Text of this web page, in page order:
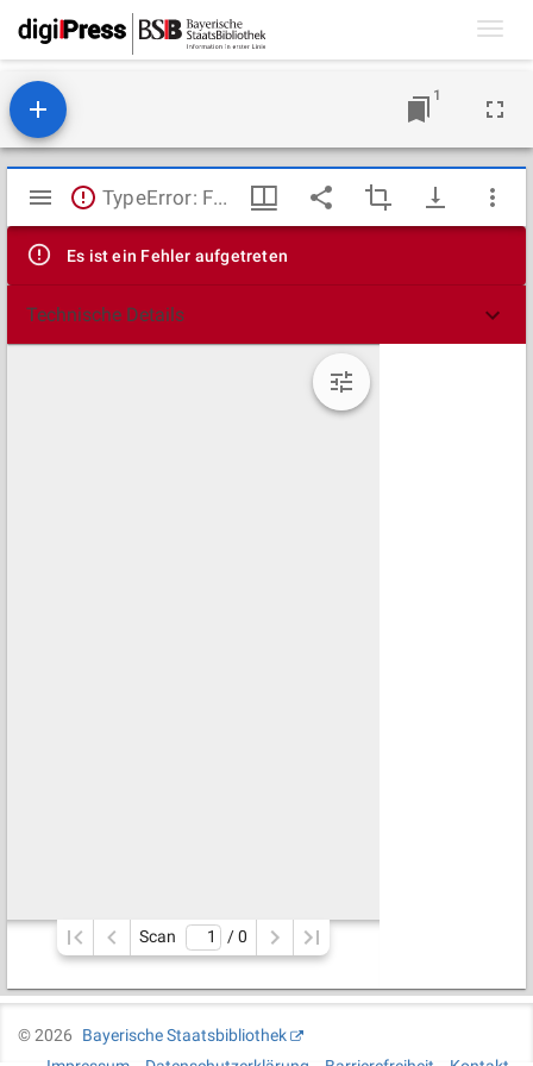
1
Mirador
Viewer
TypeError: Failed to fetch
Es ist ein Fehler aufgetreten
Technische Details
Scan / 0
©2026
Bayerische Staatsbibliothek